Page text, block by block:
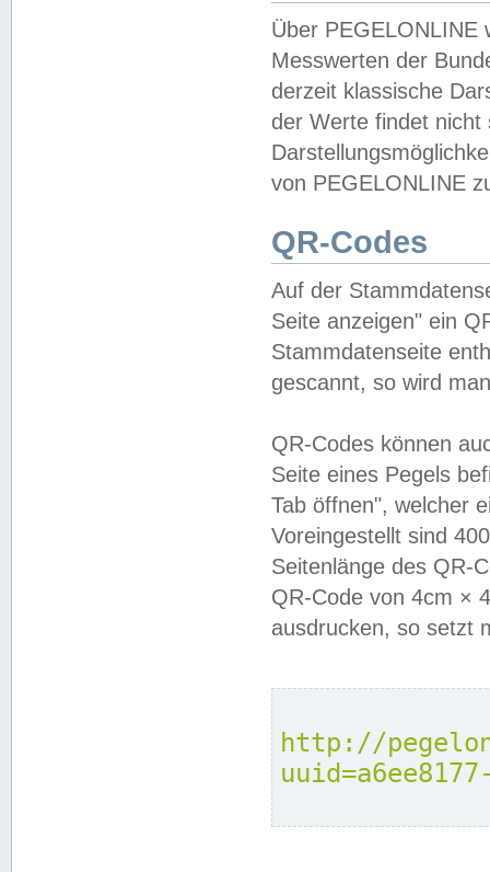
Über PEGELONLINE
Messwerten der
derzeit klassische
der Werte findet
von PEGELONLINE
QR-Codes
Auf der
Seite anzeigen" ein
Stammdatenseite
gescannt, so wird
QR-Codes können
Seite eines Pegels
Tab öffnen", welcher
Voreingestellt sind
Seitenlänge des QR-
QR-Code von 4cm ×
ausdrucken, so setzt
http://